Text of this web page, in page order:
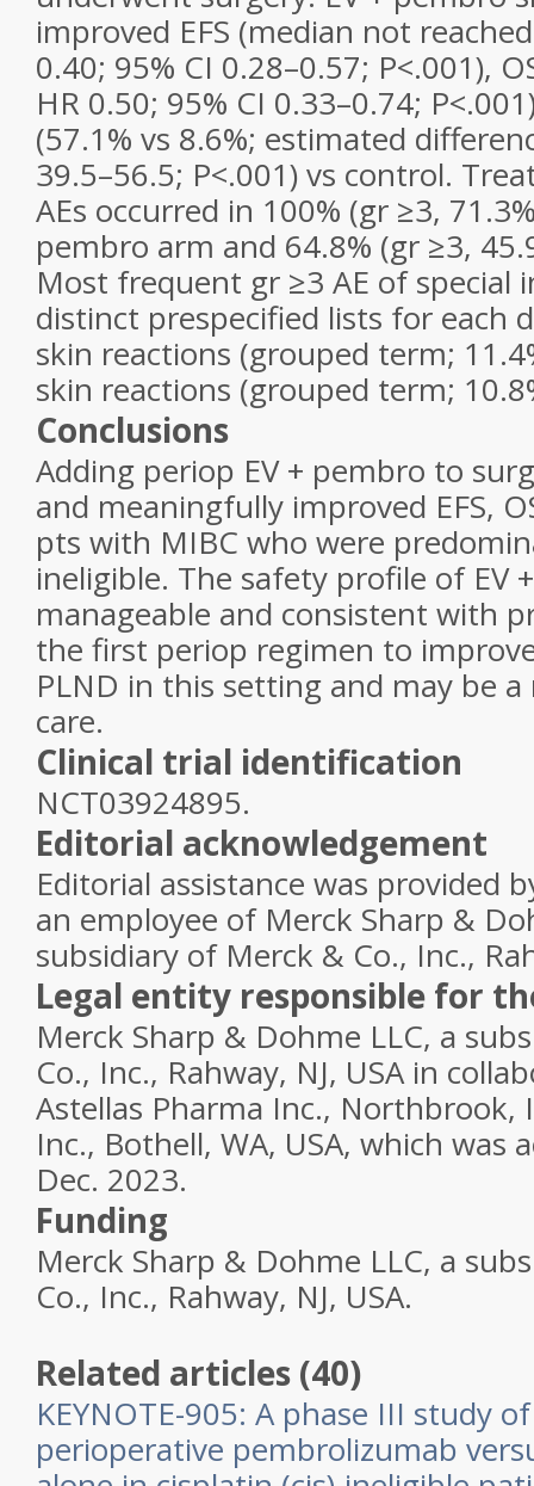
improved EFS (median not
0.40; 95% CI 0.28–0.57; P<.001),
HR 0.50; 95% CI 0.33–0.74; P
(57.1% vs 8.6%; estimated
39.5–56.5; P<.001) vs control.
AEs occurred in 100% (gr ≥3,
pembro arm and 64.8% (gr ≥3,
Most frequent gr ≥3 AE of special
distinct prespecified lists for each
skin reactions (grouped term;
skin reactions (grouped term;
Conclusions
Adding periop EV + pembro to
and meaningfully improved EFS,
pts with MIBC who were
ineligible. The safety profile of EV
manageable and consistent with
the first periop regimen to
PLND in this setting and may be
care.
Clinical trial identification
NCT03924895.
Editorial acknowledgement
Editorial assistance was provided
an employee of Merck Sharp &
subsidiary of Merck & Co., Inc.,
Legal entity responsible for
Merck Sharp & Dohme LLC, a
Co., Inc., Rahway, NJ, USA in
Astellas Pharma Inc., Northbrook,
Inc., Bothell, WA, USA, which was
Dec. 2023.
Funding
Merck Sharp & Dohme LLC, a
Co., Inc., Rahway, NJ, USA.
Related articles (40)
KEYNOTE-905: A phase III study
perioperative pembrolizumab